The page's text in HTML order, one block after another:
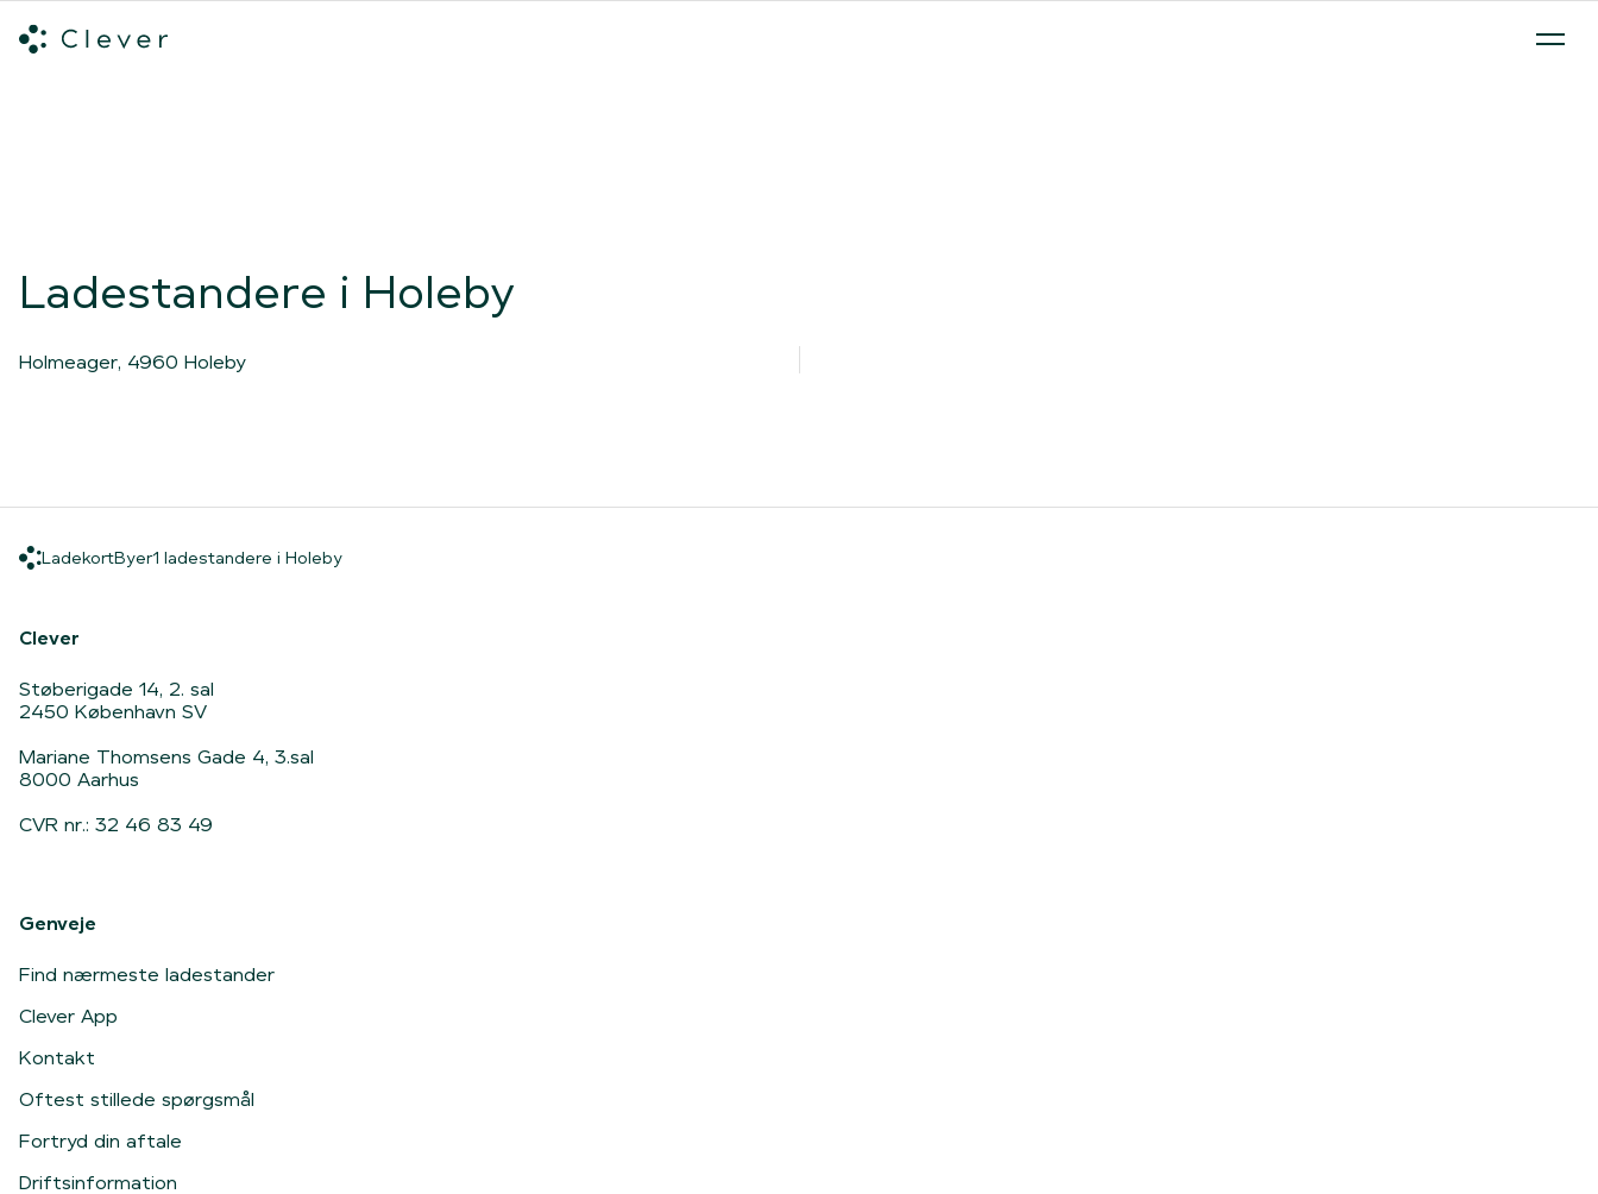
Ladestandere i Holeby
Holmeager, 4960 Holeby
LadekortLadekort
ByerByer
1 ladestandere i Holeby1 ladestandere i Holeby
Clever
Støberigade 14, 2. sal
2450 København SV
Mariane Thomsens Gade 4, 3.sal
8000 Aarhus
CVR nr.: 32 46 83 49
Genveje
Find nærmeste ladestander
Clever App
Kontakt
Oftest stillede spørgsmål
Fortryd din aftale
Driftsinformation